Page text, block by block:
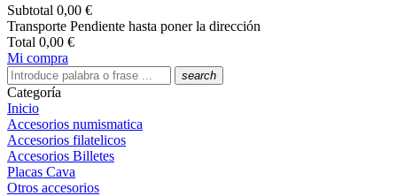
Subtotal 0,00 €
Transporte Pendiente hasta poner la dirección
Total 0,00 €
Mi compra
search
Categoría
Inicio
Accesorios numismatica
Accesorios filatelicos
Accesorios Billetes
Placas Cava
Otros accesorios